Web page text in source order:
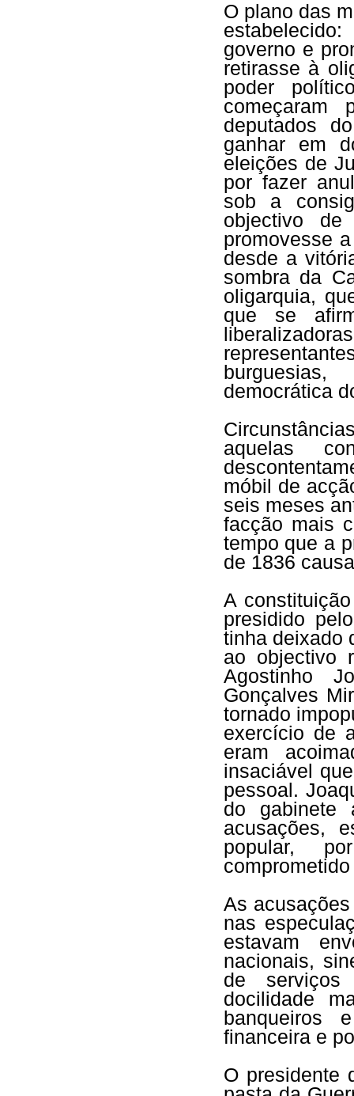
O plano das
governo e
retirasse à
poder
começaram
deputados
ganhar em
eleições de
por fazer
sob a
objectivo
promovesse
desde a
sombra da
oligarquia,
que se
democrática
aquelas
móbil de
seis meses
facção mais
tempo que a
de 1836
A
presidido
tinha deixado
ao objectivo
Agostinho
Gonçalves
tornado
exercício de
eram
insaciável
pessoal.
do gabinete
acusações,
popular,
As
nas
estavam
nacionais,
de
docilidade
banqueiros
financeira e
O presidente